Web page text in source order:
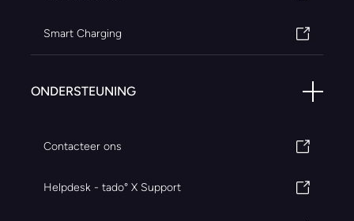
Smart Charging
ONDERSTEUNING
Contacteer ons
Helpdesk - tado° X Support